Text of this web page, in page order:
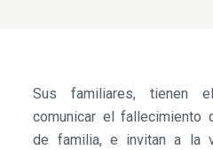
Sus familiares, tienen
comunicar el fallecimiento
de familia, e invitan a la